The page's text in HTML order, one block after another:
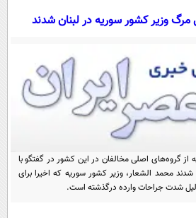
اقتصادی
جامعه
حوادث
یک برش دانایی
سفر و تفریح
بین الملل
علم و دانش
علمی
اخبار کریپتو
گوناگون
سرگرمی
فیلم
وزیر کشور سوریه در لبنان شدند
از گروه‌های اصلی مخالفان در این کشور در گفتگو با
شدند محمد الشعار، وزیر کشور سوریه که اخیرا برای
شدت جراحات وارده درگذشته است.